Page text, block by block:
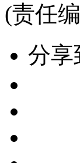
(责任
分享